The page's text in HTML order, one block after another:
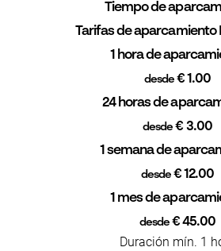
Tiempo de
Tarifas de
1 hora de
desde€ 1.00
24 horas de
desde € 3.00
1 semana de
desde€ 12.00
1 mes de
desde€ 45.00
Duración mín. 1